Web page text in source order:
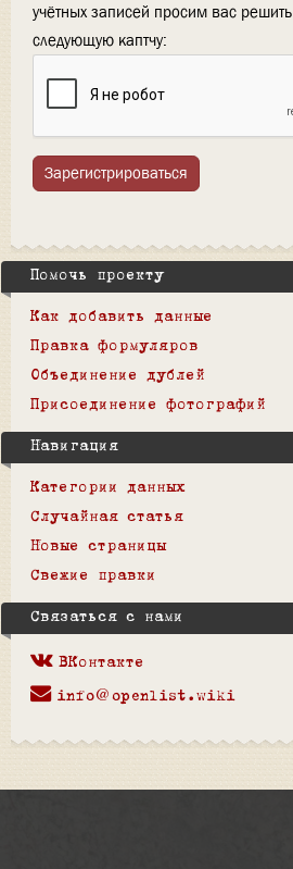
учётных записей просим вас решить
следующую каптчу:
Зарегистрироваться
Помочь проекту
Как добавить данные
Правка формуляров
Объединение дублей
Присоединение фотографий
Навигация
Категории данных
Случайная статья
Новые страницы
Свежие правки
Связаться с нами
ВКонтакте
info@openlist.wiki